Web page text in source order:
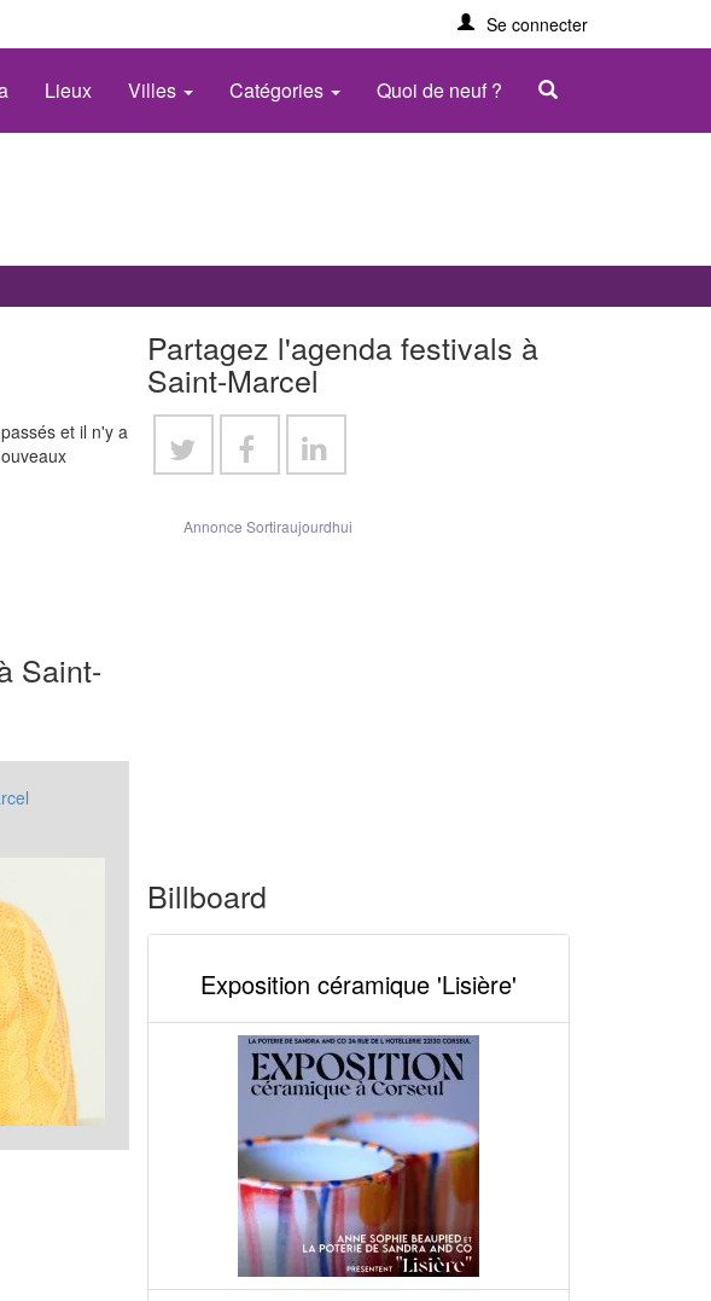
Se connecter
Lieux Villes Catégories Quoi de neuf ?
et il n'y a
Saint-
Partagez l'agenda festivals à
Saint-Marcel
Annonce Sortiraujourdhui
Billboard
Exposition céramique 'Lisière'